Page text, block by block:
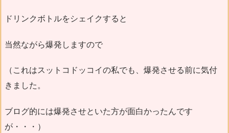
ドリンクボトルをシェイクすると
当然ながら爆発しますので
（これはスットコドッコイの私でも、爆発させる前に気付
きました。
ブログ的には爆発させといた方が面白かったんです
が・・・）